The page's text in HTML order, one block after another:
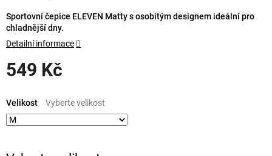
549 Kč
cena:
Velikost
Sportovní čepice ELEVEN Matty s osobitým designem ideální pro
chladnější dny.
Detailní informace